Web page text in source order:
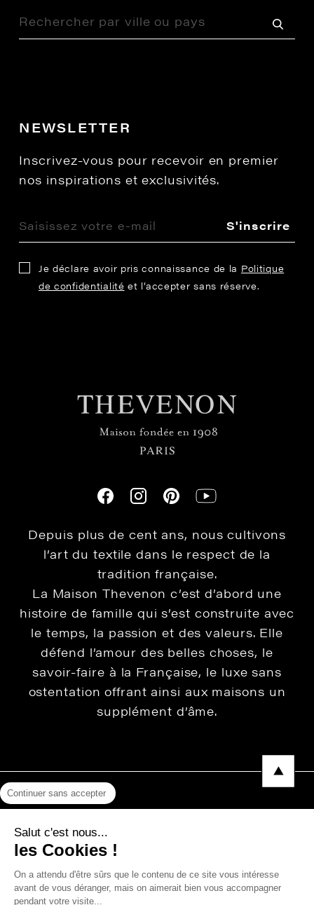
NEWSLETTER
Inscrivez-vous pour recevoir en premier
nos inspirations et exclusivités.
S'inscrire
Je déclare avoir pris connaissance de la Politique
de confidentialité et l’accepter sans réserve.
Depuis plus de cent ans, nous cultivons
l’art du textile dans le respect de la
tradition française.
La Maison Thevenon c’est d’abord une
histoire de famille qui s’est construite avec
le temps, la passion et des valeurs. Elle
défend l’amour des belles choses, le
savoir-faire à la Française, le luxe sans
ostentation offrant ainsi aux maisons un
supplément d’âme.
Protection des données
Photos, Vidéos & Catalogues
Continuer sans accepter
Salut c'est nous...
les Cookies !
On a attendu d'être sûrs que le contenu de ce site vous intéresse
avant de vous déranger, mais on aimerait bien vous accompagner
pendant votre visite...